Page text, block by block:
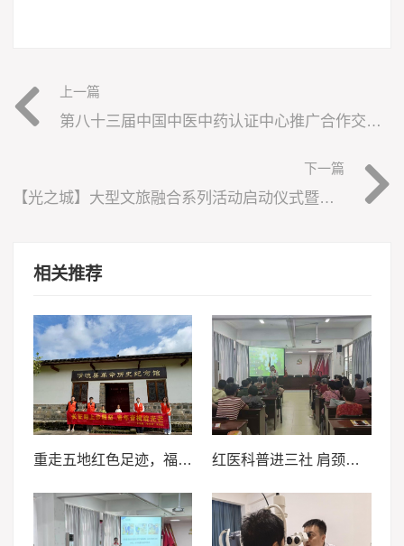
上一篇
第八十三届中国中医中药认证中心推广合作交流会在福建漳州成功举办
下一篇
【光之城】大型文旅融合系列活动启动仪式暨文艺晚会即将盛大启幕
相关推荐
重走五地红色足迹，福外学子以脚步赓续长征精神 红医科普进三社 肩颈养护暖乡邻 ——厦门医学院“红医科普行·肩颈护安康”实践队走进三社村